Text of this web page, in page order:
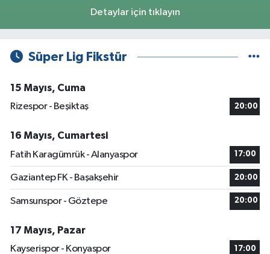
Detaylar için tıklayın
Süper Lig Fikstür
15 Mayıs, Cuma
Rizespor - Beşiktaş
20:00
16 Mayıs, Cumartesi
Fatih Karagümrük - Alanyaspor
17:00
Gaziantep FK - Başakşehir 20:00
Samsunspor - Göztepe 20:00
17 Mayıs, Pazar
Kayserispor - Konyaspor
17:00